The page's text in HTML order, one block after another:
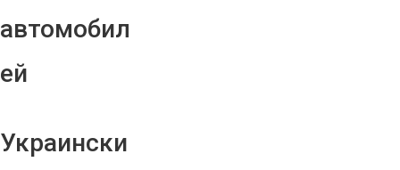
автомобил
ей
Украински